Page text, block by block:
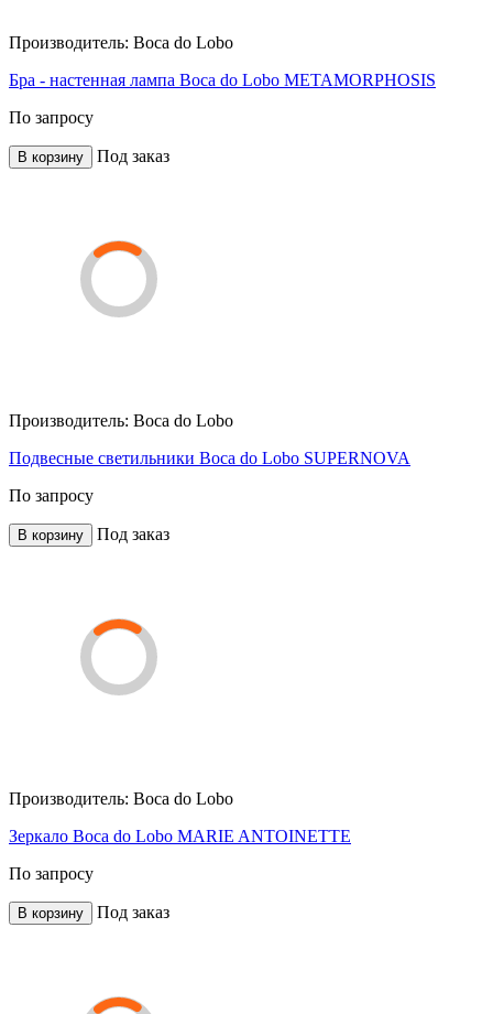
Производитель: Boca do Lobo
Бра - настенная лампа Boca do Lobo METAMORPHOSIS
По запросу
В корзину Под заказ
Производитель: Boca do Lobo
Подвесные светильники Boca do Lobo SUPERNOVA
По запросу
В корзину Под заказ
Производитель: Boca do Lobo
Зеркало Boca do Lobo MARIE ANTOINETTE
По запросу
В корзину Под заказ